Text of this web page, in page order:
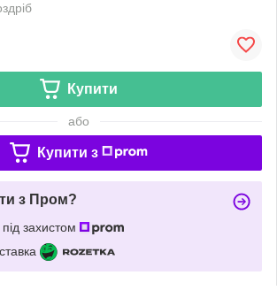
Купити
або
Купити з
з Пром?
захистом